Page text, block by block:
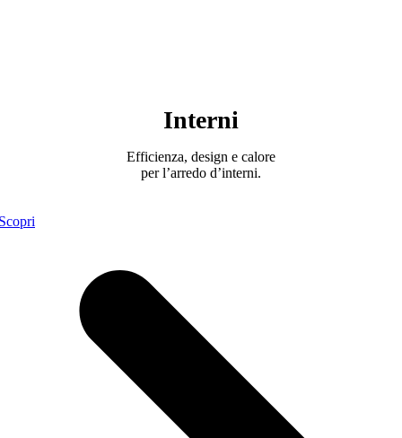
Interni
Efficienza, design e calore
per l’arredo d’interni.